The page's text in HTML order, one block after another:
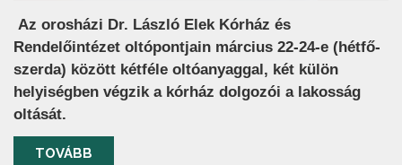
Az orosházi Dr. László Elek Kórház és
Rendelőintézet oltópontjain március 22-24-e (hétfő-
szerda) között kétféle oltóanyaggal, két külön
helyiségben végzik a kórház dolgozói a lakosság
oltását.
TOVÁBB